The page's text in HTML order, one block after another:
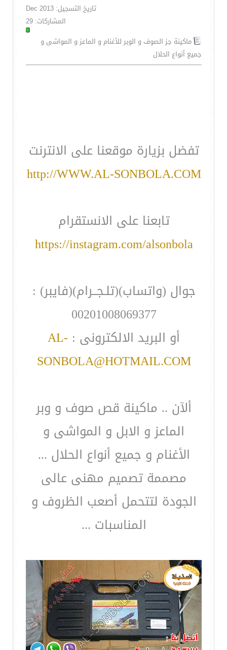
تاريخ التسجيل: Dec 2013
المشاركات: 29
ماكينة جز الصوف و الوبر للأغنام و الماعز و المواشى و
جميع أنواع الحلال
تفضل بزيارة موقعنا على الانترنت
http://WWW.AL-SONBOLA.COM
تابعنا على الانستقرام
https://instagram.com/alsonbola
جوال (واتساب)(تلـجــرام)(فايبر) :
00201008069377
أو البريد الالكترونى : AL-
SONBOLA@HOTMAIL.COM
ألآن .. ماكينة قص صوف و وبر
الماعز و الابل و المواشى و
الأغنام و جميع أنواع الحلال ...
مصممة تصميم مهنى عالى
الجودة لتتحمل أصعب الظروف و
المناسبات ...